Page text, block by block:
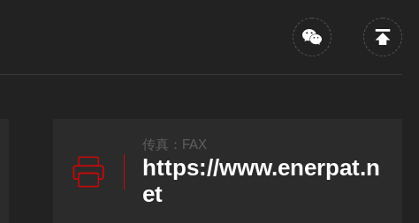
传真：FAX
https://www.enerpat.n
et